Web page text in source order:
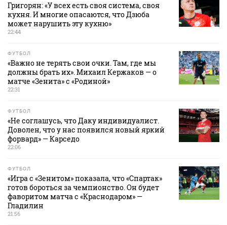
Григорян: «У всех есть своя система, своя
кухня. И многие опасаются, что Дзюба
может нарушить эту кухню»
22:44
ФУТБОЛ
«Важно не терять свои очки. Там, где мы
должны брать их». Михаил Кержаков — о
матче «Зенита» с «Родиной»
22:31
ФУТБОЛ
«Не соглашусь, что Даку индивидуалист.
Доволен, что у нас появился новый яркий
форвард» — Карседо
22:06
ФУТБОЛ
«Игра с «Зенитом» показала, что «Спартак»
готов бороться за чемпионство. Он будет
фаворитом матча с «Краснодаром» —
Гладилин
21:56